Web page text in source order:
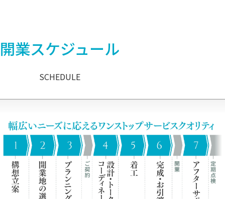
開業スケジュール
SCHEDULE